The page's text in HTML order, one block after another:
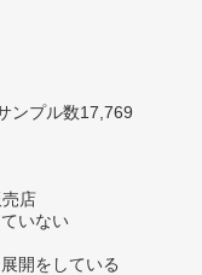
ンプル数17,769
販売店
いない
開をしている